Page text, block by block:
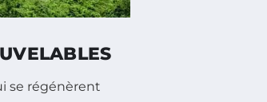
se régénèrent